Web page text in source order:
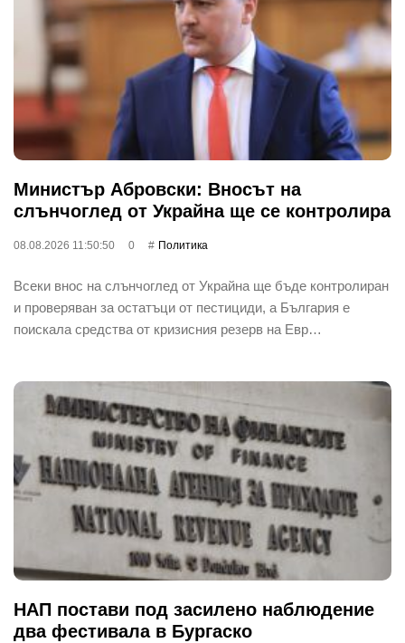
Министър Абровски: Вносът на
слънчоглед от Украйна ще се контролира
08.08.2026 11:50:50 0 Политика
Всеки внос на слънчоглед от Украйна ще бъде контролиран
и проверяван за остатъци от пестициди, а България е
поискала средства от кризисния резерв на Евр…
НАП постави под засилено наблюдение
два фестивала в Бургаско